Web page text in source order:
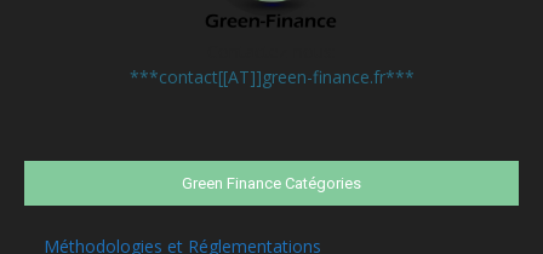
***contact[[AT]]green-finance.fr***
Green Finance Catégories
Méthodologies et Réglementations